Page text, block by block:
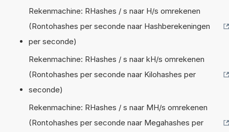
Rekenmachine: RHashes / s naar H/s omrekenen
(Rontohashes per seconde naar Hashberekeningen
per seconde)
Rekenmachine: RHashes / s naar kH/s omrekenen
(Rontohashes per seconde naar Kilohashes per
seconde)
Rekenmachine: RHashes / s naar MH/s omrekenen
(Rontohashes per seconde naar Megahashes per